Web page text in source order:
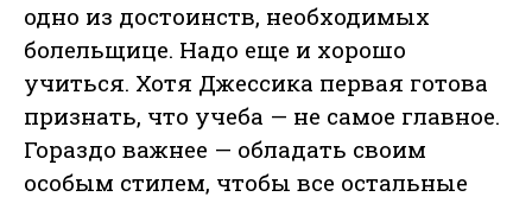
одно из достоинств, необходимых
болельщице. Надо еще и хорошо
учиться. Хотя Джессика первая готова
признать, что учеба — не самое главное.
Гораздо важнее — обладать своим
особым стилем, чтобы все остальные